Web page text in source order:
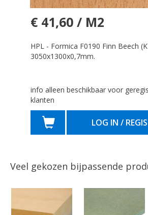
€ 41,60 / M2
HPL - Formica F0190 Finn Beech
3050x1300x0,7mm.
info alleen beschikbaar voor
klanten
LOG IN /
Veel gekozen bijpassende